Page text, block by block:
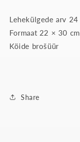
Lehekülgede arv 24
Formaat 22 × 30 cm
Köide brošüür
Share